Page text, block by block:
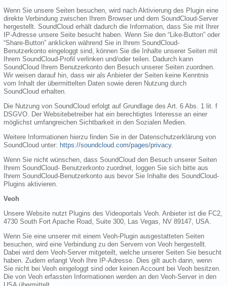
Wenn Sie unsere Seiten besuchen, wird nach Aktivierung des Plugin eine
direkte Verbindung zwischen Ihrem Browser und dem SoundCloud-Server
hergestellt. SoundCloud erhält dadurch die Information, dass Sie mit Ihrer
IP-Adresse unsere Seite besucht haben. Wenn Sie den “Like-Button” oder
“Share-Button” anklicken während Sie in Ihrem SoundCloud-
Benutzerkonto eingeloggt sind, können Sie die Inhalte unserer Seiten mit
Ihrem SoundCloud-Profil verlinken und/oder teilen. Dadurch kann
SoundCloud Ihrem Benutzerkonto den Besuch unserer Seiten zuordnen.
Wir weisen darauf hin, dass wir als Anbieter der Seiten keine Kenntnis
vom Inhalt der übermittelten Daten sowie deren Nutzung durch
SoundCloud erhalten.
Die Nutzung von SoundCloud erfolgt auf Grundlage des Art. 6 Abs. 1 lit. f
DSGVO. Der Websitebetreiber hat ein berechtigtes Interesse an einer
möglichst umfangreichen Sichtbarkeit in den Sozialen Medien.
Weitere Informationen hierzu finden Sie in der Datenschutzerklärung von
SoundCloud unter: https://soundcloud.com/pages/privacy.
Wenn Sie nicht wünschen, dass SoundCloud den Besuch unserer Seiten
Ihrem SoundCloud- Benutzerkonto zuordnet, loggen Sie sich bitte aus
Ihrem SoundCloud-Benutzerkonto aus bevor Sie Inhalte des SoundCloud-
Plugins aktivieren.
Veoh
Unsere Website nutzt Plugins des Videoportals Veoh. Anbieter ist die FC2,
4730 South Fort Apache Road, Suite 300, Las Vegas, NV 89147, USA.
Wenn Sie eine unserer mit einem Veoh-Plugin ausgestatteten Seiten
besuchen, wird eine Verbindung zu den Servern von Veoh hergestellt.
Dabei wird dem Veoh-Server mitgeteilt, welche unserer Seiten Sie besucht
haben. Zudem erlangt Veoh Ihre IP-Adresse. Dies gilt auch dann, wenn
Sie nicht bei Veoh eingeloggt sind oder keinen Account bei Veoh besitzen.
Die von Veoh erfassten Informationen werden an den Veoh-Server in den